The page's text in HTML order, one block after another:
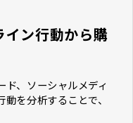
イン行動から購
ド、ソーシャルメディ
を分析することで、